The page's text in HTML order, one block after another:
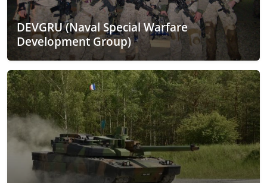
DEVGRU (Naval Special Warfare
Development Group)